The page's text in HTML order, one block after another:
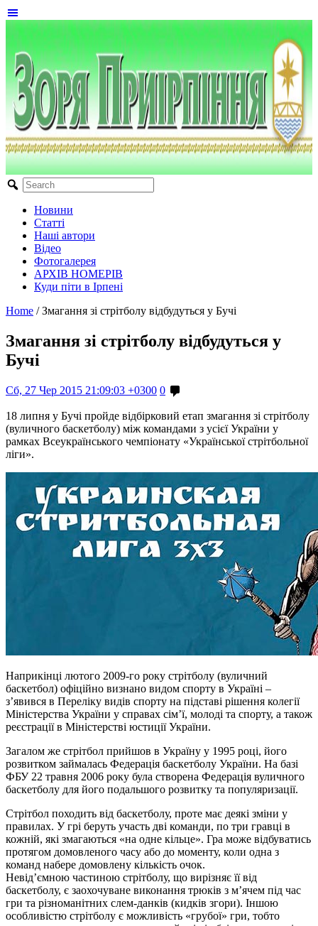
Новини
Статті
Наші автори
Відео
Фотогалерея
АРХІВ НОМЕРІВ
Куди піти в Ірпені
Home / Змагання зі стрітболу відбудуться у Бучі
Змагання зі стрітболу відбудуться у
Бучі
Сб, 27 Чер 2015 21:09:03 +0300 0
18 липня у Бучі пройде відбірковий етап змагання зі стрітболу
(вуличного баскетболу) між командами з усієї України у
рамках Всеукраїнського чемпіонату «Української стрітбольної
ліги».
Наприкінці лютого 2009-го року стрітболу (вуличний
баскетбол) офіційно визнано видом спорту в Україні –
з’явився в Переліку видів спорту на підставі рішення колегії
Міністерства України у справах сім’ї, молоді та спорту, а також
реєстрації в Міністерстві юстиції України.
Загалом же стрітбол прийшов в Україну у 1995 році, його
розвитком займалась Федерація баскетболу України. На базі
ФБУ 22 травня 2006 року була створена Федерація вуличного
баскетболу для його подальшого розвитку та популяризації.
Стрітбол походить від баскетболу, проте має деякі зміни у
правилах. У грі беруть участь дві команди, по три гравці в
кожній, які змагаються «на одне кільце». Гра може відбуватись
протягом домовленого часу або до моменту, коли одна з
команд набере домовлену кількість очок.
Невід’ємною частиною стрітболу, що вирізняє її від
баскетболу, є заохочуване виконання трюків з м’ячем під час
гри та різноманітних слем-данків (кидків згори). Іншою
особливістю стрітболу є можливість «грубої» гри, тобто